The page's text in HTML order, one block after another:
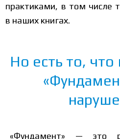
практиками, в том числе
в наших книгах.
Но есть то,
«Фундамент» — это